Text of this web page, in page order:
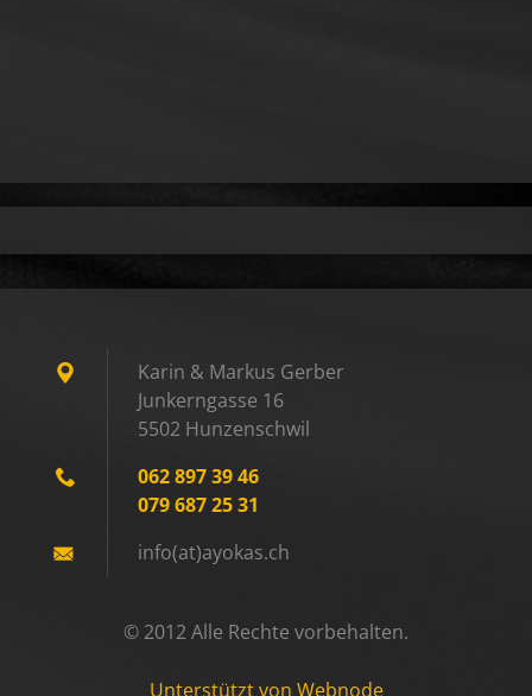
Karin & Markus Gerber
Junkerngasse 16
5502 Hunzenschwil
062 897 39 46
079 687 25 31
info(at)ayokas.ch
© 2012 Alle Rechte vorbehalten.
Unterstützt von Webnode